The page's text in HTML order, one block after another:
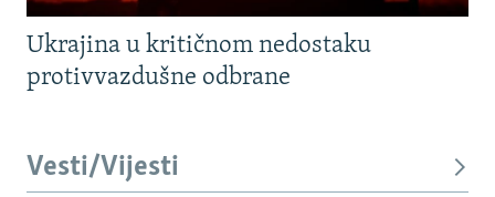
Ukrajina u kritičnom nedostaku
protivvazdušne odbrane
Vesti/Vijesti